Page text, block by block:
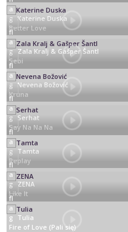
Katerine Duska
Better Love
Zala Kralj & Gašper Šantl
Sebi
Nevena Božović
Kruna
Serhat
Say Na Na Na
Tamta
Replay
ZENA
Like It
Tulia
Fire of Love (Pali się)